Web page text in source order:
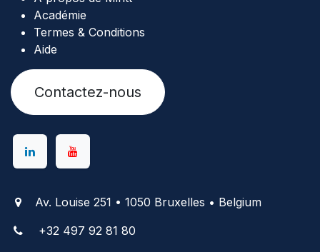
Académie
Termes & Conditions
Aide
Contactez-nous
Av. Louise 251 • 1050 Bruxelles • Belgium
+32 497 92 81 80